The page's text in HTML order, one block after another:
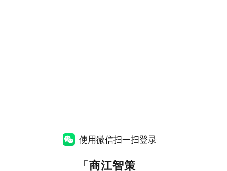
使用微信扫一扫登录
「商江智策 」